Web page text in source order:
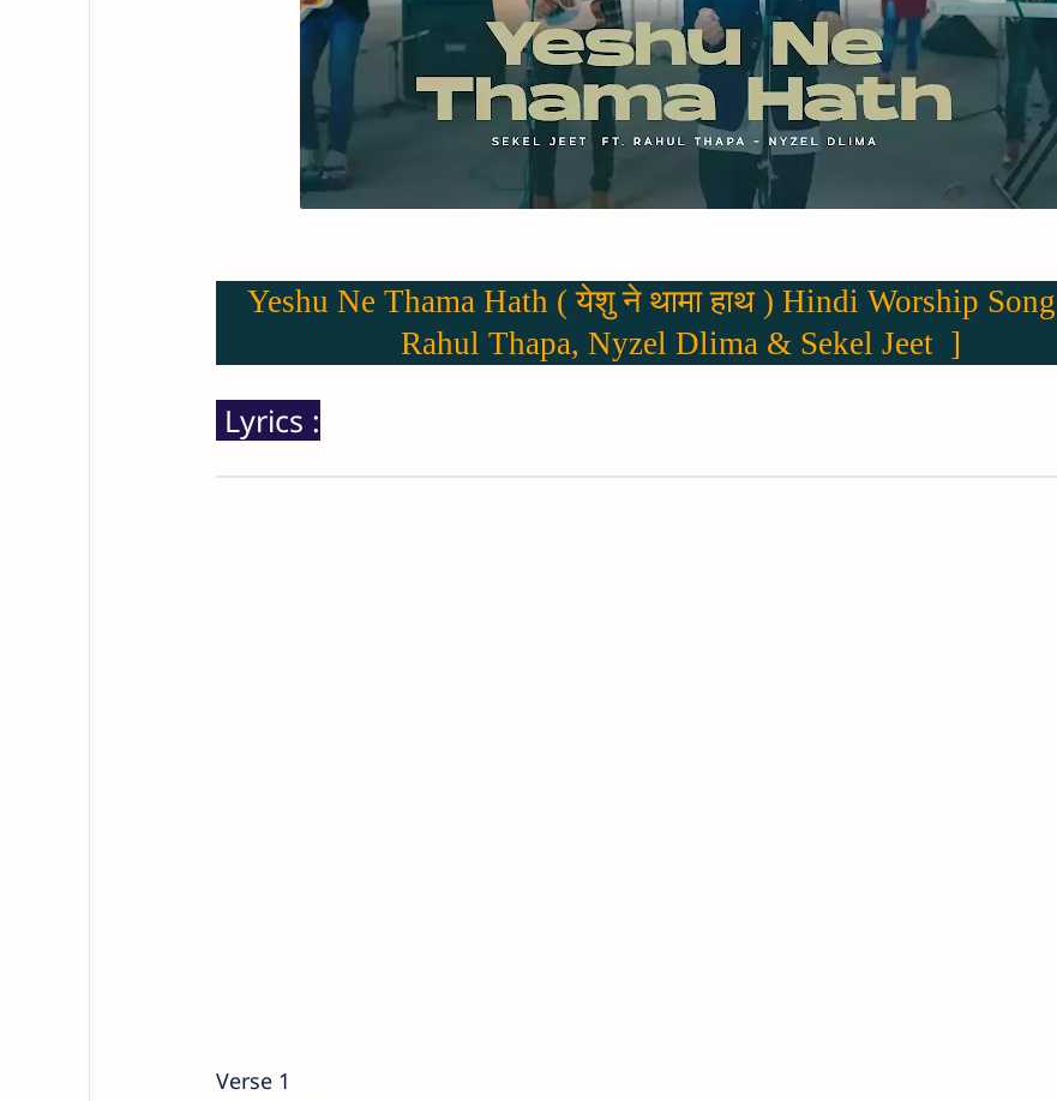
Yeshu Ne Thama Hath ( येशु ने थामा हाथ ) Hindi Worship
Rahul Thapa, Nyzel Dlima & Sekel Jeet ]
Lyrics :
Verse 1